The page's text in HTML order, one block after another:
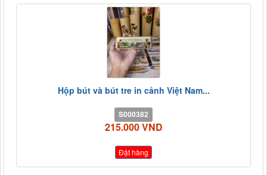
Hộp bút và bút tre in cảnh Việt Nam...
S000382
215.000 VND
Đặt hàng